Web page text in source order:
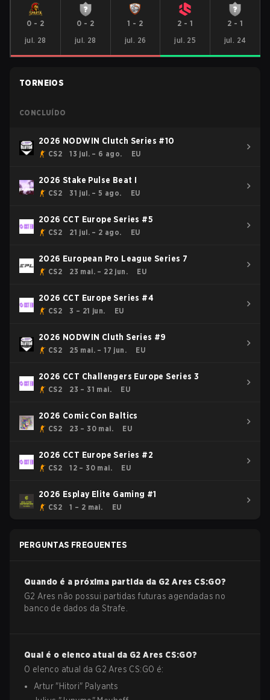
0 - 2
jul. 28
0 - 2
jul. 28
1 - 2
jul. 26
2 - 1
jul. 25
2 - 1
jul. 24
TORNEIOS
CONCLUÍDO
2026 NODWIN Clutch Series #10
CS2 13 jul. – 6 ago. EU
2026 Stake Pulse Beat I
CS2 31 jul. – 5 ago. EU
2026 CCT Europe Series #5
CS2 21 jul. – 2 ago. EU
2026 European Pro League Series 7
CS2 23 mai. – 22 jun. EU
2026 CCT Europe Series #4
CS2 3 – 21 jun. EU
2026 NODWIN Cluth Series #9
CS2 25 mai. – 17 jun. EU
2026 CCT Challengers Europe Series 3
CS2 23 – 31 mai. EU
2026 Comic Con Baltics
CS2 23 – 30 mai. EU
2026 CCT Europe Series #2
CS2 12 – 30 mai. EU
2026 Esplay Elite Gaming #1
CS2 1 – 2 mai. EU
PERGUNTAS FREQUENTES
Quando é a próxima partida da G2 Ares CS:GO?
G2 Ares não possui partidas futuras agendadas no
banco de dados da Strafe.
Qual é o elenco atual da G2 Ares CS:GO?
O elenco atual da G2 Ares CS:GO é:
Artur "Hitori" Palyants